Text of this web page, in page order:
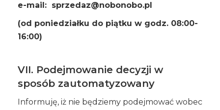
e-mail: sprzedaz@nobonobo.pl
(od poniedziałku do piątku w godz. 08:00-
16:00)
VII. Podejmowanie decyzji w
sposób zautomatyzowany
Informuję, iż nie będziemy podejmować wobec